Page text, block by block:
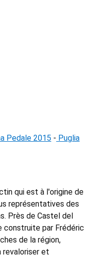
Pedale 2015 - Puglia
qui est à l'origine de
représentatives des
Près de Castel del
construite par Frédéric
de la région,
revaloriser et